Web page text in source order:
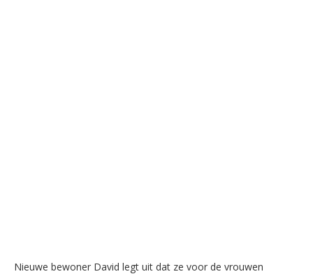
Nieuwe bewoner David legt uit dat ze voor de vrouwen